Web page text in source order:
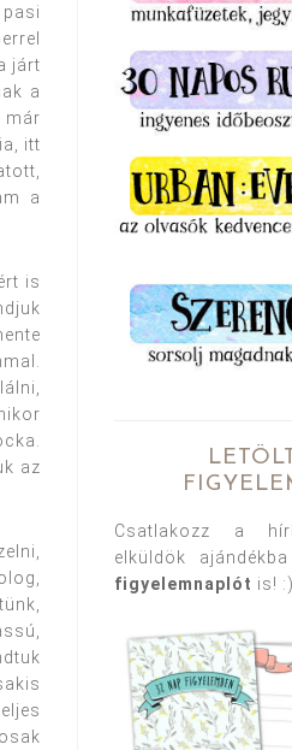
járt
a
már
itt
a
is
az
Csatlakozz a
elküldök
figyelemnaplót is! :)